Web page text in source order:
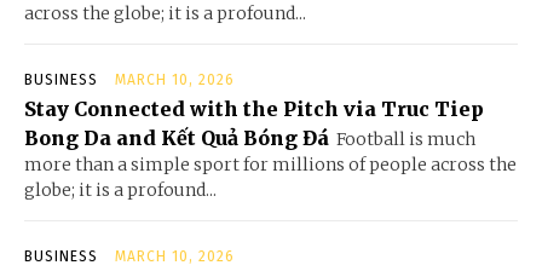
across the globe; it is a profound...
BUSINESS MARCH 10, 2026
Stay Connected with the Pitch via Truc Tiep
Bong Da and Kết Quả Bóng Đá Football is much
more than a simple sport for millions of people across the
globe; it is a profound...
BUSINESS MARCH 10, 2026